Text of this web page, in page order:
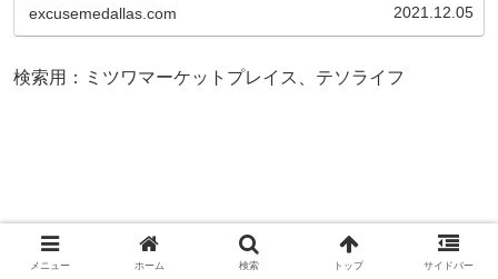
excusemedallas.com 2021.12.05
検索用：ミツワマーケットプレイス、テソライフ
メニュー ホーム 検索 トップ サイドバー